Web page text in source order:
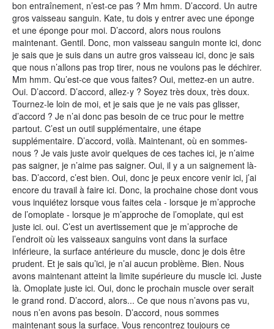
bon entraînement, n’est-ce pas ? Mm hmm. D’accord. Un autre
gros vaisseau sanguin. Kate, tu dois y entrer avec une éponge
et une éponge pour moi. D’accord, alors nous roulons
maintenant. Gentil. Donc, mon vaisseau sanguin monte ici, donc
je sais que je suis dans un autre gros vaisseau ici, donc je sais
que nous n’allons pas trop tirer, nous ne voulons pas le déchirer.
Mm hmm. Qu’est-ce que vous faites? Oui, mettez-en un autre.
Oui. D’accord. D’accord, allez-y ? Soyez très doux, très doux.
Tournez-le loin de moi, et je sais que je ne vais pas glisser,
d’accord ? Je n’ai donc pas besoin de ce truc pour le mettre
partout. C’est un outil supplémentaire, une étape
supplémentaire. D’accord, voilà. Maintenant, où en sommes-
nous ? Je vais juste avoir quelques de ces taches ici, je n’aime
pas saigner, je n’aime pas saigner. Oui, il y a un saignement là-
bas. D’accord, c’est bien. Oui, donc je peux encore venir ici, j’ai
encore du travail à faire ici. Donc, la prochaine chose dont vous
vous inquiétez lorsque vous faites cela - lorsque je m’approche
de l’omoplate - lorsque je m’approche de l’omoplate, qui est
juste ici. oui. C’est un avertissement que je m’approche de
l’endroit où les vaisseaux sanguins vont dans la surface
inférieure, la surface antérieure du muscle, donc je dois être
prudent. Et je sais qu’ici, je n’ai aucun problème. Bien. Nous
avons maintenant atteint la limite supérieure du muscle ici. Juste
là. Omoplate juste ici. Oui, donc le prochain muscle over serait
le grand rond. D’accord, alors... Ce que nous n’avons pas vu,
nous n’en avons pas besoin. D’accord, nous sommes
maintenant sous la surface. Vous rencontrez toujours ce